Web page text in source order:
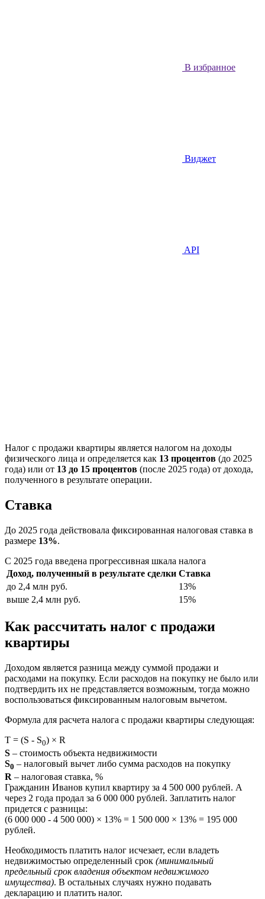
В избранное
Виджет
API
Налог с продажи квартиры является налогом на доходы
физического лица и определяется как 13 процентов (до 2025
года) или от 13 до 15 процентов (после 2025 года) от дохода,
полученного в результате операции.
Ставка
До 2025 года действовала фиксированная налоговая ставка в
размере 13%.
С 2025 года введена прогрессивная шкала налога
Доход, полученный в результате сделки Ставка
до 2,4 млн руб.
13%
выше 2,4 млн руб.
15%
Как рассчитать налог с продажи
квартиры
Доходом является разница между суммой продажи и
расходами на покупку. Если расходов на покупку не было или
подтвердить их не представляется возможным, тогда можно
воспользоваться фиксированным налоговым вычетом.
Формула для расчета налога с продажи квартиры следующая:
T = (S - S0) × R
S – стоимость объекта недвижимости
S0 – налоговый вычет либо сумма расходов на покупку
R – налоговая ставка, %
Гражданин Иванов купил квартиру за 4 500 000 рублей. А
через 2 года продал за 6 000 000 рублей. Заплатить налог
придется с разницы:
(6 000 000 - 4 500 000) × 13% = 1 500 000 × 13% = 195 000
рублей.
Необходимость платить налог исчезает, если владеть
недвижимостью определенный срок (минимальный
предельный срок владения объектом недвижимого
имущества). В остальных случаях нужно подавать
декларацию и платить налог.